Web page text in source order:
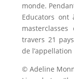
monde.
Educators
travers 21
de
© Adeline